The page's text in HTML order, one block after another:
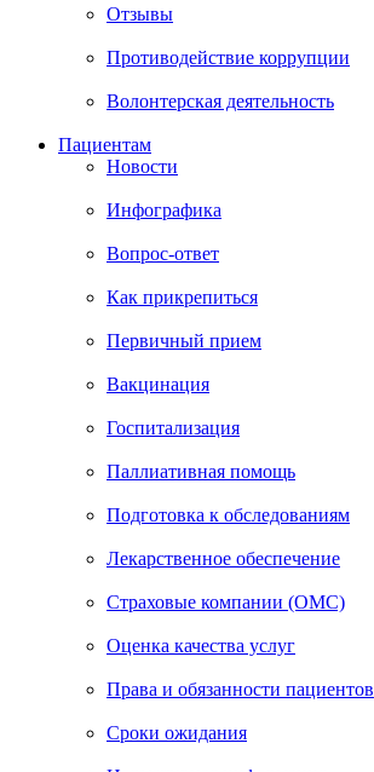
Отзывы
Противодействие коррупции
Волонтерская деятельность
Пациентам
Новости
Инфографика
Вопрос-ответ
Как прикрепиться
Первичный прием
Вакцинация
Госпитализация
Паллиативная помощь
Подготовка к обследованиям
Лекарственное обеспечение
Страховые компании (ОМС)
Оценка качества услуг
Права и обязанности пациентов
Сроки ожидания